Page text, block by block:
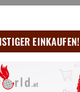
EINKAUFEN!